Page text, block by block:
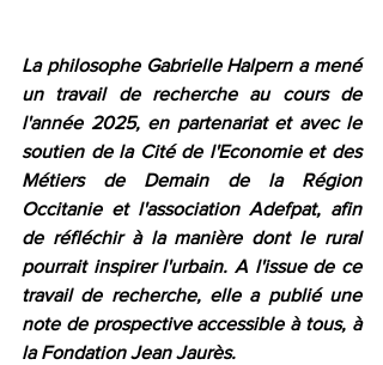
La philosophe Gabrielle Halpern a mené
un travail de recherche au cours de
l'année 2025, en partenariat et avec le
soutien de la Cité de l'Economie et des
Métiers de Demain de la Région
Occitanie et l'association Adefpat, afin
de réfléchir à la manière dont le rural
pourrait inspirer l'urbain. A l'issue de ce
travail de recherche, elle a publié une
note de prospective accessible à tous, à
la Fondation Jean Jaurès.